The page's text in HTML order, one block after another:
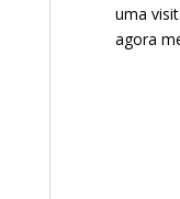
uma
agora